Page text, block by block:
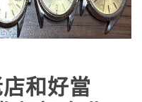
和好當